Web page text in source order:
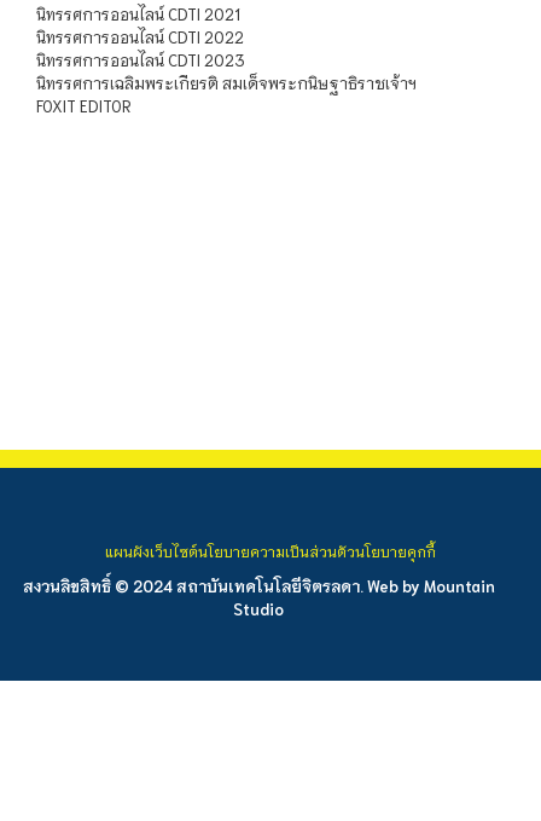
นิทรรศการออนไลน์ CDTI 2021
นิทรรศการออนไลน์ CDTI 2022
นิทรรศการออนไลน์ CDTI 2023
นิทรรศการเฉลิมพระเกียรติ สมเด็จพระกนิษฐาธิราชเจ้าฯ
FOXIT EDITOR
สงวนลิขสิทธิ์ © 2024 สถาบันเทคโนโลยีจิตรลดา. Web by Mountain
Studio
แผนผังเว็บไซต์นโยบายความเป็นส่วนตัวนโยบายคุกกี้